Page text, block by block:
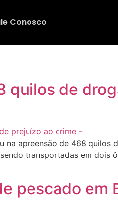
Conosco
quilos de
na apreensão de 468 quilos
transportadas em dois
pescado em